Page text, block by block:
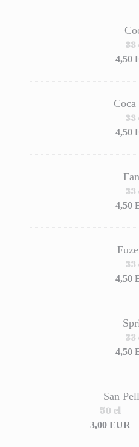
4,50
33
Coca
4,50
33
4,50
33
4,50
33
4,50
33
San
3,00 EUR
50 cl